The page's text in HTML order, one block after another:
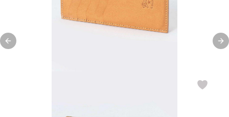
Previous slide